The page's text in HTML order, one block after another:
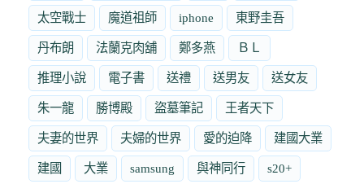
太空戰士 魔道祖師 iphone 東野圭吾
丹布朗 法蘭克肉舖 鄭多燕 ＢＬ
推理小說 電子書 送禮 送男友 送女友
朱一龍 勝博殿 盜墓筆記 王者天下
夫妻的世界 夫婦的世界 愛的迫降 建國大業
建國 大業 samsung 與神同行 s20+